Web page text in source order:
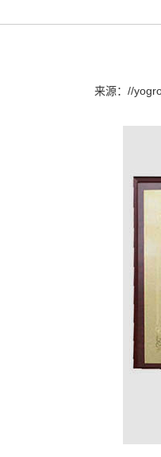
来源： //